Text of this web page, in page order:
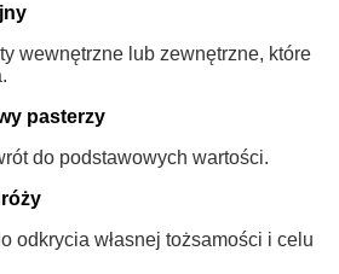
wewnętrzne lub zewnętrzne, które
pasterzy
do podstawowych wartości.
odkrycia własnej tożsamości i celu